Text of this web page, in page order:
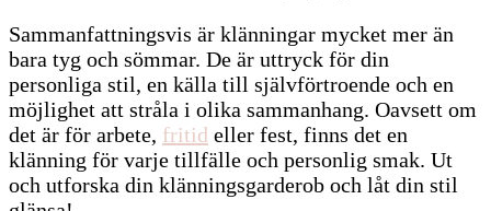
Sammanfattningsvis är klänningar mycket mer än
bara tyg och sömmar. De är uttryck för din
personliga stil, en källa till självförtroende och en
möjlighet att stråla i olika sammanhang. Oavsett om
det är för arbete, fritid eller fest, finns det en
klänning för varje tillfälle och personlig smak. Ut
och utforska din klänningsgarderob och låt din stil